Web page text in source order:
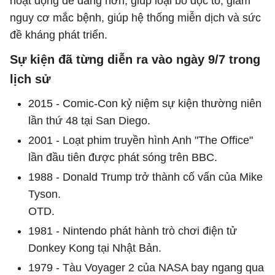
nguy cơ mắc bệnh, giúp hệ thống miễn dịch và sức
đề kháng phát triển.
Sự kiện đã từng diễn ra vào ngày 9/7 trong
lịch sử
2015 - Comic-Con kỷ niệm sự kiện thường niên
lần thứ 48 tại San Diego.
2001 - Loạt phim truyền hình Anh "The Office"
lần đầu tiên được phát sóng trên BBC.
1988 - Donald Trump trở thành cố vấn của Mike
Tyson.
OTD.
1981 - Nintendo phát hành trò chơi điện tử
Donkey Kong tại Nhật Bản.
1979 - Tàu Voyager 2 của NASA bay ngang qua